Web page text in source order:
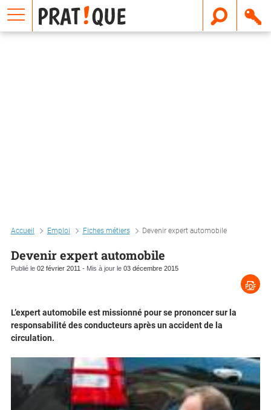
Accueil Emploi Fiches métiers Devenir expert automobile
Devenir expert automobile
Publié le 02 février 2011 - Mis à jour le 03 décembre 2015
L’expert automobile est missionné pour se prononcer sur la
responsabilité des conducteurs après un accident de la
circulation.
E
m
a